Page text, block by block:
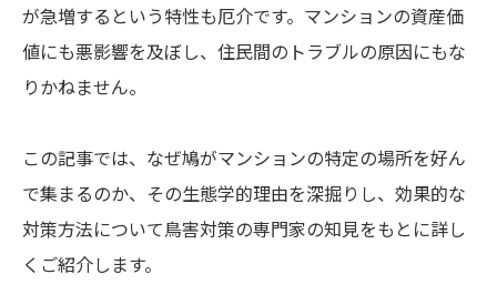
が急増するという特性も厄介です。マンションの資産価
値にも悪影響を及ぼし、住民間のトラブルの原因にもな
りかねません。
この記事では、なぜ鳩がマンションの特定の場所を好ん
で集まるのか、その生態学的理由を深掘りし、効果的な
対策方法について鳥害対策の専門家の知見をもとに詳し
くご紹介します。